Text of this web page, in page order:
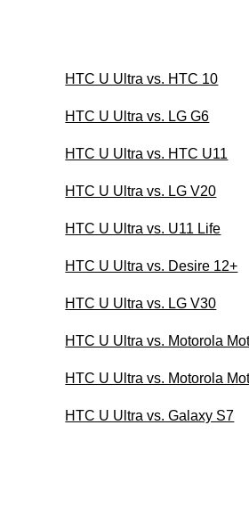
HTC U Ultra vs. HTC 10
HTC U Ultra vs. LG G6
HTC U Ultra vs. HTC U11
HTC U Ultra vs. LG V20
HTC U Ultra vs. U11 Life
HTC U Ultra vs. Desire 12+
HTC U Ultra vs. LG V30
HTC U Ultra vs. Motorola
HTC U Ultra vs. Motorola
HTC U Ultra vs. Galaxy S7